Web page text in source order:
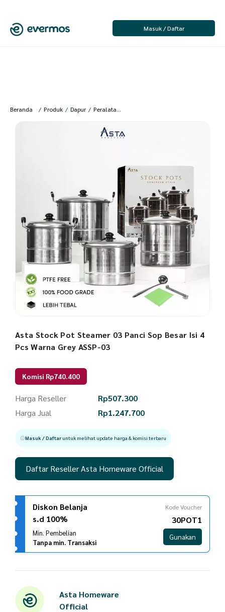
Masuk / Daftar
Beranda / Produk / Dapur / Peralatan Masak
Asta Stock Pot Steamer 03 Panci Sop Besar Isi 4
Pcs Warna Grey ASSP-03
Komisi Rp740.400
Harga Reseller Rp507.300
Harga Jual
Rp1.247.700
Masuk / Daftaruntuk melihat update harga & komisi terbaru
Daftar Reseller Asta Homeware Official
Diskon Belanja
s.d 100%
Min. Pembelian
Tanpa min. Transaksi
Kode Voucher
30POT1
Gunakan
Asta Homeware
Official